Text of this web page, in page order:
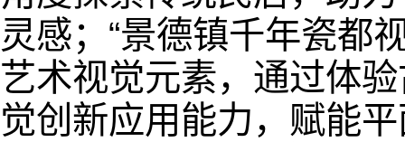
灵感；“景德镇千年瓷都
艺术视觉元素，通过体
觉创新应用能力，赋能